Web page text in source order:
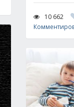
10 662